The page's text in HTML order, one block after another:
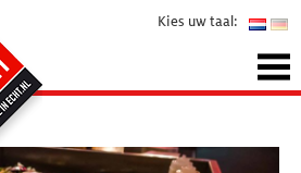
Kies uw taal: